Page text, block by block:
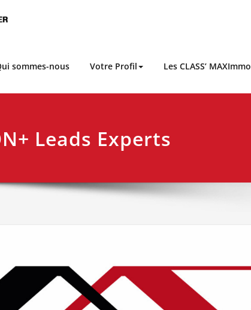
sommes-nous Votre Profil Les CLASS’ MAXImmo
Leads Experts